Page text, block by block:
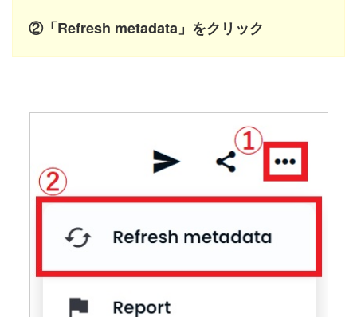
②「Refresh metadata」をクリック